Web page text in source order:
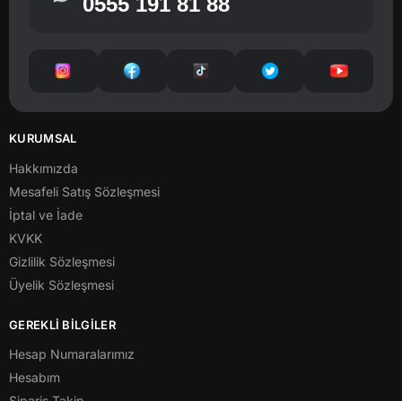
KURUMSAL
Hakkımızda
Mesafeli Satış Sözleşmesi
İptal ve İade
KVKK
Gizlilik Sözleşmesi
Üyelik Sözleşmesi
GEREKLİ BİLGİLER
Hesap Numaralarımız
Hesabım